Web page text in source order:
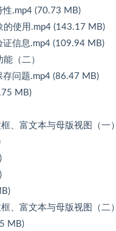
.mp4 (70.73 MB)
使用.mp4 (143.17 MB)
信息.mp4 (109.94 MB)
（二）
问题.mp4 (86.47 MB)
MB)
、富文本与母版视图（一）
、富文本与母版视图（二）
MB)